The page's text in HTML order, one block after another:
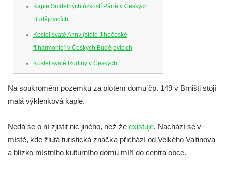
Kaple Smrtelných úzkostí Páně v Českých
Budějovicích
Kostel svaté Anny (sídlo Jihočeské
filharmonie) v Českých Budějovicích
Kostel svaté Rodiny v Českých
Budějovicích
Kostel Obětování Panny Marie u kláštera
dominikánů v Českých Budějovicích
Kaple na křižovatce ulic Budějovická a
Dělnická v Kamenném Újezdě
Na soukromém pozemku za plotem domu čp. 149 v Brništi stojí
malá výklenková kaple.
Nedá se o ní zjistit nic jiného, než že existuje. Nachází se v
místě, kde žlutá turistická značka přichází od Velkého Valtinova
a blízko místního kulturního domu míří do centra obce.